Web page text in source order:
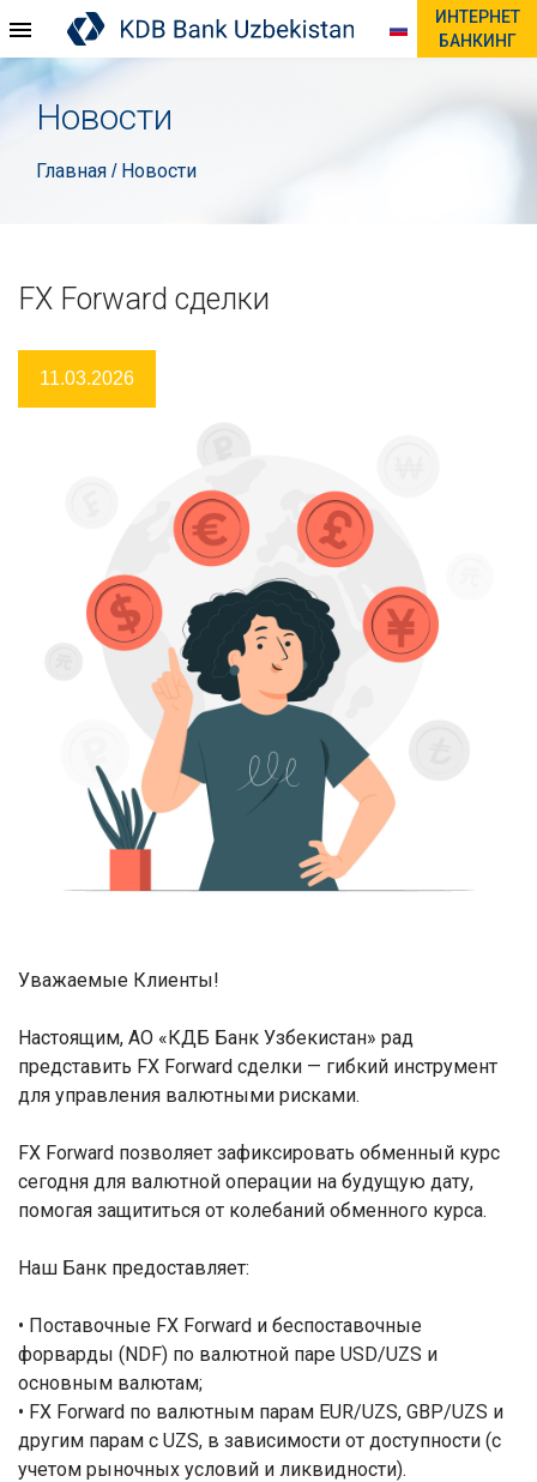
ИНТЕРНЕТ
БАНКИНГ
Новости
Главная / Новости
FX Forward сделки
11.03.2026
Уважаемые Клиенты!
Настоящим, АО «КДБ Банк Узбекистан» рад
представить FX Forward сделки — гибкий инструмент
для управления валютными рисками.
FX Forward позволяет зафиксировать обменный курс
сегодня для валютной операции на будущую дату,
помогая защититься от колебаний обменного курса.
Наш Банк предоставляет:
• Поставочные FX Forward и беспоставочные
форварды (NDF) по валютной паре USD/UZS и
основным валютам;
• FX Forward по валютным парам EUR/UZS, GBP/UZS и
другим парам с UZS, в зависимости от доступности (с
учетом рыночных условий и ликвидности).